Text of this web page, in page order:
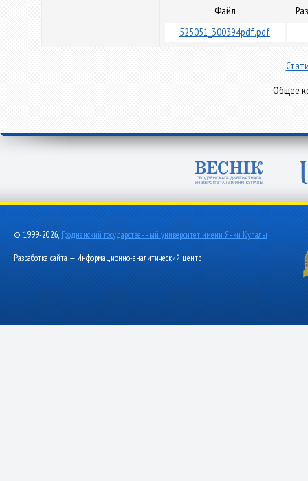
Файл
525051_300394pdf.pdf
Общее
© 1999-2026, Гродненский государственный университет имени Янки Купалы
Разработка сайта — Информационно-аналитический центр